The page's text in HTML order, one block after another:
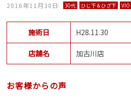
2016年11月30日 30代 ひじ下＆ひざ下 VIO
施術日 H28.11.30
店舗名 加古川店
お客様からの声